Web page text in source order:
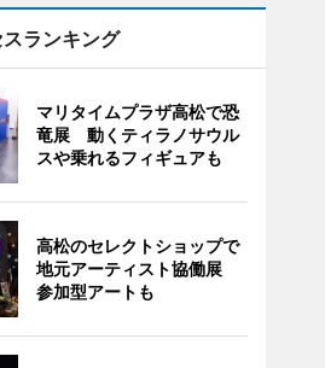
ランキング
マリタイムプラザ高松で恐
竜展 動くティラノサウル
スや乗れるフィギュアも
高松のセレクトショップで
地元アーティスト協働展
参加型アートも